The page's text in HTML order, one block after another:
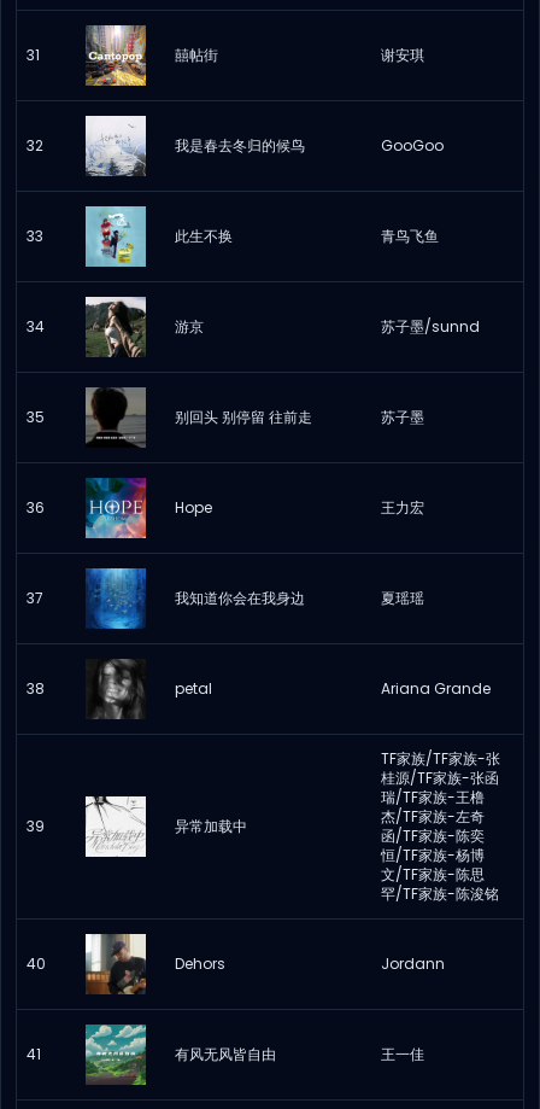
31 囍帖街 谢安琪
32 我是春去冬归的候鸟 GooGoo
33 此生不换 青鸟飞鱼
34 游京 苏子墨/sunnd
35 别回头 别停留 往前走 苏子墨
36 Hope 王力宏
37 我知道你会在我身边 夏瑶瑶
38 petal Ariana Grande
39 异常加载中
TF家族/TF家族-张
桂源/TF家族-张函
瑞/TF家族-王橹
杰/TF家族-左奇
函/TF家族-陈奕
恒/TF家族-杨博
文/TF家族-陈思
罕/TF家族-陈浚铭
40 Dehors Jordann
41 有风无风皆自由 王一佳